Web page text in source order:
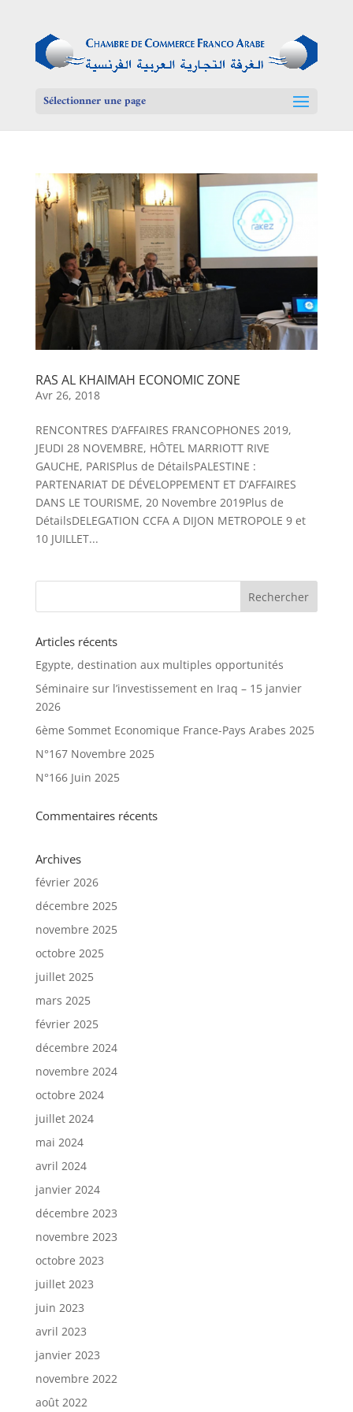
Sélectionner une page
RAS AL KHAIMAH ECONOMIC ZONE
Avr 26, 2018
RENCONTRES D’AFFAIRES FRANCOPHONES 2019,
JEUDI 28 NOVEMBRE, HÔTEL MARRIOTT RIVE
GAUCHE, PARISPlus de DétailsPALESTINE :
PARTENARIAT DE DÉVELOPPEMENT ET D’AFFAIRES
DANS LE TOURISME, 20 Novembre 2019Plus de
DétailsDELEGATION CCFA A DIJON METROPOLE 9 et
10 JUILLET...
Articles récents
Egypte, destination aux multiples opportunités
Séminaire sur l’investissement en Iraq – 15 janvier
2026
6ème Sommet Economique France-Pays Arabes 2025
N°167 Novembre 2025
N°166 Juin 2025
Commentaires récents
Archives
février 2026
décembre 2025
novembre 2025
octobre 2025
juillet 2025
mars 2025
février 2025
décembre 2024
novembre 2024
octobre 2024
juillet 2024
mai 2024
avril 2024
janvier 2024
décembre 2023
novembre 2023
octobre 2023
juillet 2023
juin 2023
avril 2023
janvier 2023
novembre 2022
août 2022